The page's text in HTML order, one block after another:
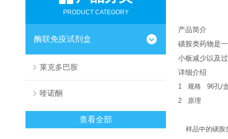
PRODUCT CATEGORY
酶联免疫试剂盒
莱克多巴胺
喹诺酮
查看全部
产品简介
磺胺类药物是
小板减少以及
详细介绍
1 规格 96孔/
2 原理
样品中的磺胺